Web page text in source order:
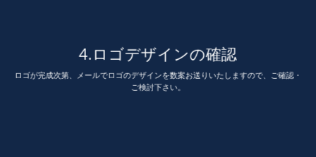
4.ロゴデザインの確認
ロゴが完成次第、メールでロゴのデザインを数案お送りいたしますので、ご確認・
ご検討下さい。